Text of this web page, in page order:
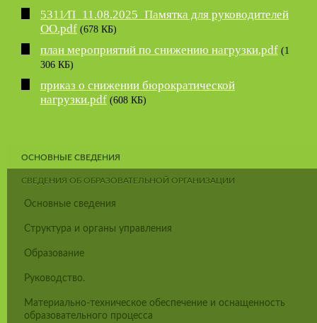
5311∕П_11.08.2025_Памятка для руководителей
ОО.pdf (678 КБ)
план мероприятий по снижению нагрузки.pdf (1
306 КБ)
приказ о снижении бюрократической
нагрузки.pdf (608 КБ)
ОСНОВНЫЕ СВЕДЕНИЯ
СВЕДЕНИЯ ОБ ОБРАЗОВАТЕЛЬНОЙ ОРГАНИЗАЦИИ
Основные сведения
Структура и органы управления
Образование
Руководство.
Материально-техническое обеспечение и оснащенность
образовательного процесса